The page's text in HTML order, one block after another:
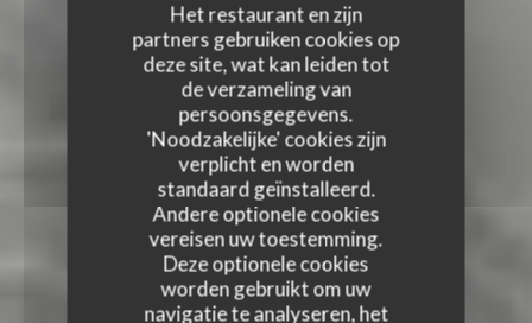
Het restaurant en zijn
partners gebruiken cookies op
deze site, wat kan leiden tot
de verzameling van
persoonsgegevens.
'Noodzakelijke' cookies zijn
verplicht en worden
standaard geïnstalleerd.
Andere optionele cookies
vereisen uw toestemming.
Deze optionele cookies
worden gebruikt om uw
navigatie te analyseren, het